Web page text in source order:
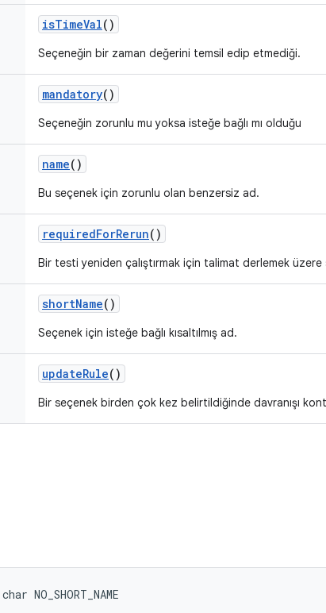
isTimeVal()
Seçeneğin bir zaman değerini temsil edip etmediği.
mandatory()
Seçeneğin zorunlu mu yoksa isteğe bağlı mı olduğu
name()
Bu seçenek için zorunlu olan benzersiz ad.
requiredForRerun()
Bir testi yeniden çalıştırmak için talimat derlemek
shortName()
Seçenek için isteğe bağlı kısaltılmış ad.
updateRule()
Bir seçenek birden çok kez belirtildiğinde davranışı